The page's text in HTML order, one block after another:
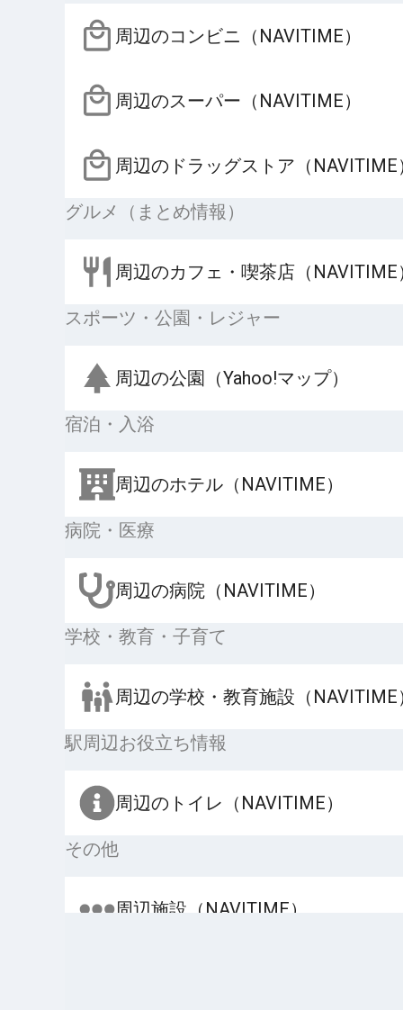
周辺のコンビニ（NAVITIME）
周辺のスーパー（NAVITIME）
周辺のドラッグストア（NAVITIME
グルメ（まとめ情報）
周辺のカフェ・喫茶店（NAVITIME
スポーツ・公園・レジャー
周辺の公園（Yahoo!マップ）
宿泊・入浴
周辺のホテル（NAVITIME）
病院・医療
周辺の病院（NAVITIME）
学校・教育・子育て
周辺の学校・教育施設（NAVITIME
駅周辺お役立ち情報
周辺のトイレ（NAVITIME）
その他
周辺施設（NAVITIME）